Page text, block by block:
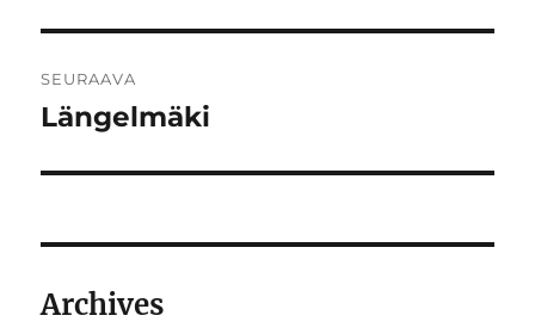
SEURAAVA
Seuraava
Längelmäki
Archives